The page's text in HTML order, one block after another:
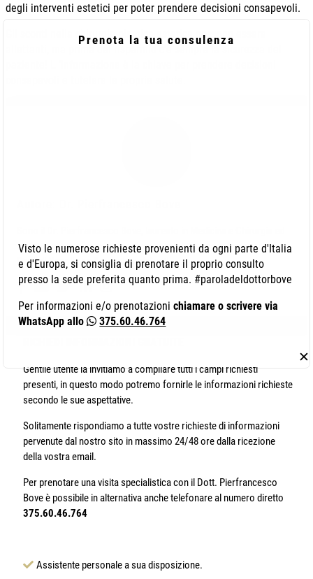
degli interventi estetici per poter prendere decisioni consapevoli.
Gli sconti nella chirurgia plastica estetica possono essere
abilitato alla professione medica presso la Seconda Università degli
Studi di Napoli con il massimo dei voti.
Gentile utente la invitiamo a compilare tutti i campi richiesti
presenti, in questo modo potremo fornirle le informazioni richieste
secondo le sue aspettative.
Solitamente rispondiamo a tutte vostre richieste di informazioni
pervenute dal nostro sito in massimo 24/48 ore dalla ricezione
della vostra email.
Per prenotare una visita specialistica con il Dott. Pierfrancesco
Bove è possibile in alternativa anche telefonare al numero diretto
375.60.46.764
Assistente personale a sua disposizione.
Prenota la tua consulenza
✕
Visto le numerose richieste provenienti da ogni parte d'Italia
e d'Europa, si consiglia di prenotare il proprio consulto
presso la sede preferita quanto prima. #paroladeldottorbove
Per informazioni e/o prenotazionichiamare o scrivere via
WhatsApp allo
375.60.46.764